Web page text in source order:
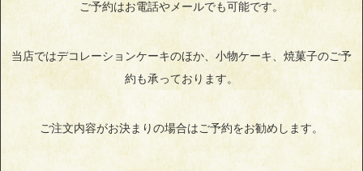
ご予約はお電話やメールでも可能です。
当店ではデコレーションケーキのほか、小物ケーキ、焼菓子のご予
約も承っております。
ご注文内容がお決まりの場合はご予約をお勧めします。